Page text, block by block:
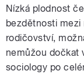
Nízká plodnost
bezdětnosti mezi
rodičovství,
nemůžou dočkat
sociology po